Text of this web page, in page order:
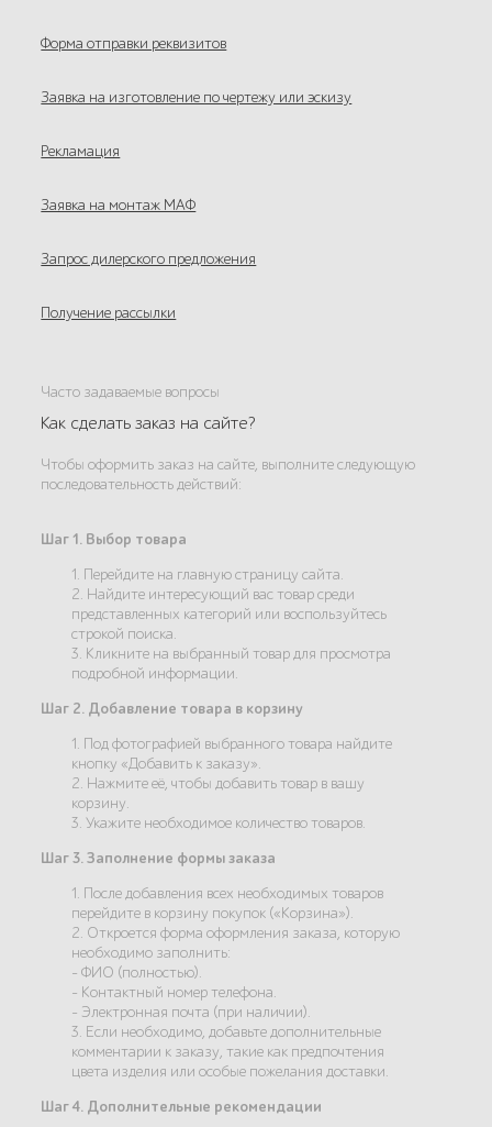
Форма отправки реквизитов
Заявка на изготовление по чертежу или эскизу
Рекламация
Заявка на монтаж МАФ
Запрос дилерского предложения
Получение рассылки
Часто задаваемые вопросы
Как сделать заказ на сайте?
Чтобы оформить заказ на сайте, выполните следующую
последовательность действий:
Шаг 1. Выбор товара
1. Перейдите на главную страницу сайта.
2. Найдите интересующий вас товар среди
представленных категорий или воспользуйтесь
строкой поиска.
3. Кликните на выбранный товар для просмотра
подробной информации.
Шаг 2. Добавление товара в корзину
1. Под фотографией выбранного товара найдите
кнопку «Добавить к заказу».
2. Нажмите её, чтобы добавить товар в вашу
корзину.
3. Укажите необходимое количество товаров.
Шаг 3. Заполнение формы заказа
1. После добавления всех необходимых товаров
перейдите в корзину покупок («Корзина»).
2. Откроется форма оформления заказа, которую
необходимо заполнить:
- ФИО (полностью).
- Контактный номер телефона.
- Электронная почта (при наличии).
3. Если необходимо, добавьте дополнительные
комментарии к заказу, такие как предпочтения
цвета изделия или особые пожелания доставки.
Шаг 4. Дополнительные рекомендации